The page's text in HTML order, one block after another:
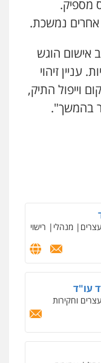
מעצרים וחקירות
צווארון לבן והונאה
מספיק.
אחרים נמשכת.
אישום הוגש
זיהוי
וייפול התיק,
בהמשך".
וייצוג בחקירות
מנהלי רישוי
עו"ד
וחקירות